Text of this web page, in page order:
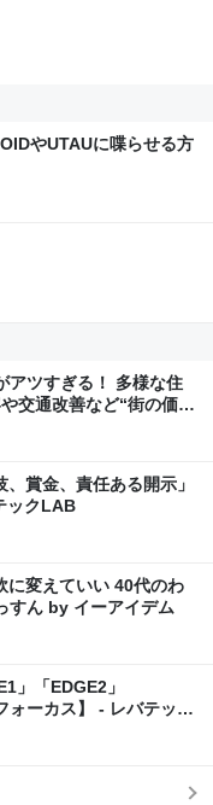
やUTAUに喋らせる方
アツすぎる！ 多様な住
交通改善など“街の価値
賞金、責任ある開示」
ックLAB
に変えていい 40代のわ
すん by イーアイデム
」「EDGE2」
ォーカス】 - レバテック